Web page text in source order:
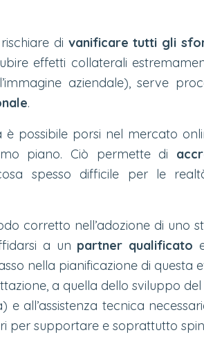
di vanificare tutti gli
effetti collaterali
aziendale), serve
.
è possibile porsi nel mercato
piano. Ciò permette di
spesso difficile per le
corretto nell’adozione di uno
a un partner qualificato
nella pianificazione di questa
a quella dello sviluppo
e all’assistenza tecnica
per supportare e soprattutto